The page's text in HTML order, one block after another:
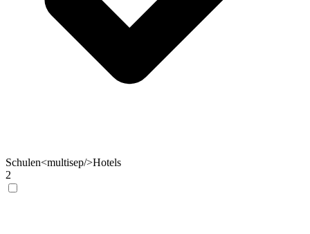
Schulen<multisep/>Hotels
2